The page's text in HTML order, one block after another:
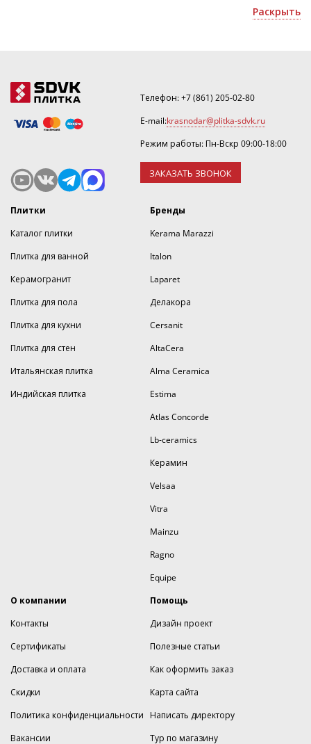
Китайская плитка - для оформления домов и офисных
Раскрыть
Телефон:+7 (861) 205-02-80
E-mail:krasnodar@plitka-sdvk.ru
Режим работы: Пн-Вскр 09:00-18:00
ЗАКАЗАТЬ ЗВОНОК
Плитки
Каталог плитки
Плитка для ванной
Керамогранит
Плитка для пола
Плитка для кухни
Плитка для стен
Итальянская плитка
Индийская плитка
Бренды
Kerama Marazzi
Italon
Laparet
Делакора
Cersanit
AltaCera
Alma Ceramica
Estima
Atlas Concorde
Lb-ceramics
Керамин
Velsaa
Vitra
Mainzu
Ragno
Equipe
О компании
Контакты
Сертификаты
Доставка и оплата
Скидки
Политика конфиденциальности
Вакансии
Помощь
Дизайн проект
Полезные статьи
Как оформить заказ
Карта сайта
Написать директору
Тур по магазину